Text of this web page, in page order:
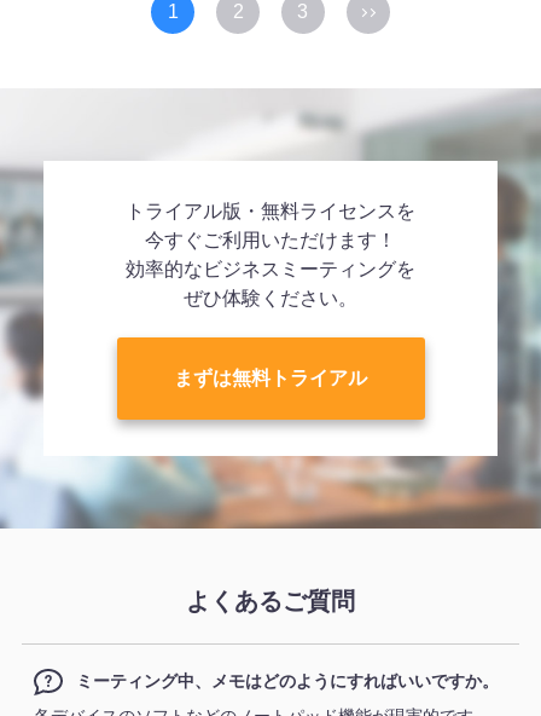
1 2 3
トライアル版・無料ライセンスを
今すぐご利用いただけます！
効率的なビジネスミーティングを
ぜひ体験ください。
まずは無料トライアル
よくあるご質問
ミーティング中、メモはどのようにすればいいですか。